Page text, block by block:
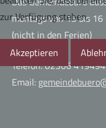
montags von 15 bis
(nicht in den Ferien)
Telefon: 02366 419494
Email:
zur Verfügung stehen.
Akzeptieren